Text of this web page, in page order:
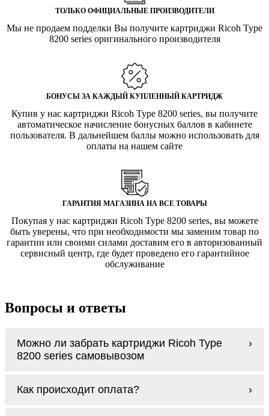
ТОЛЬКО ОФИЦИАЛЬНЫЕ ПРОИЗВОДИТЕЛИ
Мы не продаем подделки Вы получите картриджи Ricoh Type
8200 series оригинального производителя
БОНУСЫ ЗА КАЖДЫЙ КУПЛЕННЫЙ КАРТРИДЖ
Купив у нас картриджи Ricoh Type 8200 series, вы получите
автоматическое начисление бонусных баллов в кабинете
пользователя. В дальнейшем баллы можно использовать для
оплаты на нашем сайте
ГАРАНТИЯ МАГАЗИНА НА ВСЕ ТОВАРЫ
Покупая у нас картриджи Ricoh Type 8200 series, вы можете
быть уверены, что при необходимости мы заменим товар по
гарантии или своими силами доставим его в авторизованный
сервисный центр, где будет проведено его гарантийное
обслуживание
Вопросы и ответы
Можно ли забрать картриджи Ricoh Type
8200 series самовывозом
доставим заказ и сделаем это бесплатно
Как происходит оплата?